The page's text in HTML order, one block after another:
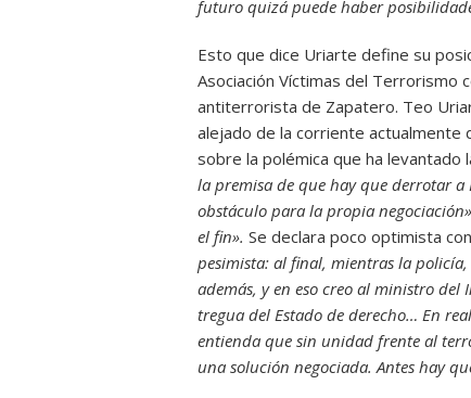
futuro quizá puede haber
Esto que dice Uriarte define su
Asociación Víctimas del Terrorismo
antiterrorista de Zapatero. Teo
alejado de la corriente actualmente
sobre la polémica que ha levantado
la premisa de que hay que derrotar a
obstáculo para la propia
el fin». Se declara poco optimista
pesimista: al final, mientras la
además, y en eso creo al ministro
tregua del Estado de derecho… En
entienda que sin unidad frente al
una solución negociada. Antes hay